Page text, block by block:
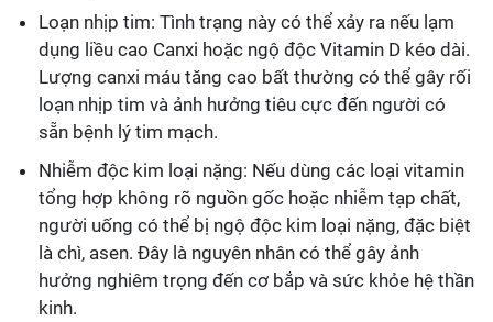
Loạn nhịp tim: Tình trạng này có thể xảy ra nếu lạm
dụng liều cao Canxi hoặc ngộ độc Vitamin D kéo dài.
Lượng canxi máu tăng cao bất thường có thể gây rối
loạn nhịp tim và ảnh hưởng tiêu cực đến người có
sẵn bệnh lý tim mạch.
Nhiễm độc kim loại nặng: Nếu dùng các loại vitamin
tổng hợp không rõ nguồn gốc hoặc nhiễm tạp chất,
người uống có thể bị ngộ độc kim loại nặng, đặc biệt
là chì, asen. Đây là nguyên nhân có thể gây ảnh
hưởng nghiêm trọng đến cơ bắp và sức khỏe hệ thần
kinh.